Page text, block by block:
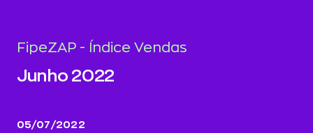
FipeZAP - Índice Vendas
Junho 2022
05/07/2022